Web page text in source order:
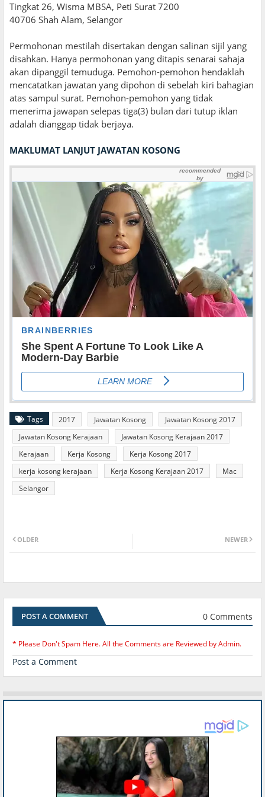
Tingkat 26, Wisma MBSA, Peti Surat 7200
40706 Shah Alam, Selangor
Permohonan mestilah disertakan dengan salinan sijil yang
disahkan. Hanya permohonan yang ditapis senarai sahaja
akan dipanggil temuduga. Pemohon-pemohon hendaklah
mencatatkan jawatan yang dipohon di sebelah kiri bahagian
atas sampul surat. Pemohon-pemohon yang tidak
menerima jawapan selepas tiga(3) bulan dari tutup iklan
adalah dianggap tidak berjaya.
MAKLUMAT LANJUT JAWATAN KOSONG
Tags 2017 Jawatan Kosong
Jawatan Kosong 2017
Jawatan Kosong Kerajaan
Jawatan Kosong Kerajaan 2017
Kerajaan
Kerja Kosong
Kerja Kosong 2017
kerja kosong kerajaan
Kerja Kosong Kerajaan 2017
Mac
Selangor
NEWER
OLDER
POST A COMMENT 0 Comments
* Please Don't Spam Here. All the Comments are Reviewed by Admin.
Post a Comment